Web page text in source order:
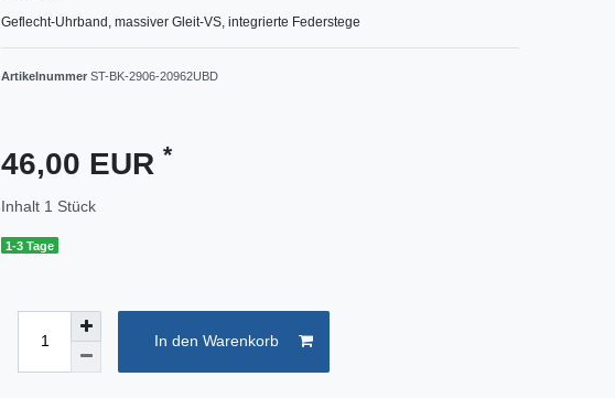
Geflecht-Uhrband, massiver Gleit-VS, integrierte Federstege
Artikelnummer ST-BK-2906-20962UBD
46,00 EUR *
Inhalt 1 Stück
1-3 Tage
In den Warenkorb